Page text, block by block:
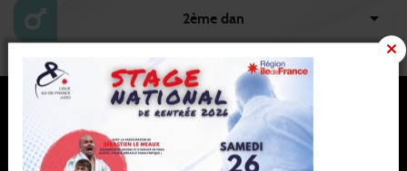
2ème dan